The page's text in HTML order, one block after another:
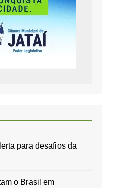
para desafios da
o Brasil em